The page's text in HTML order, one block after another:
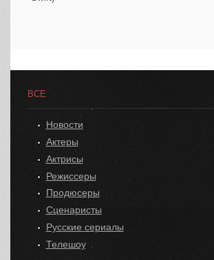
ВСЕ
Новости
Актеры
Актрисы
Режиссеры
Продюсеры
Сценаристы
Русские сериалы
Телешоу